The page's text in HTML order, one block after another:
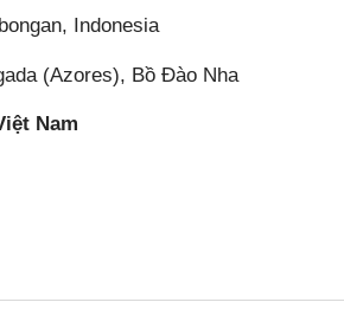
Indonesia
(Azores), Bồ Đào Nha
Nam